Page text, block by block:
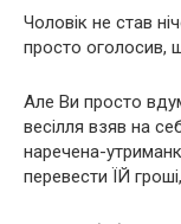
Чоловік не став
просто оголосив,
Але Ви просто
весілля взяв на
наречена-
перевести ЇЙ